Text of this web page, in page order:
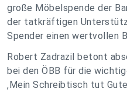
große Möbelspende der
der tatkräftigen
Spender einen wertvollen
Robert Zadrazil betont
bei den ÖBB für die
‚Mein Schreibtisch tut